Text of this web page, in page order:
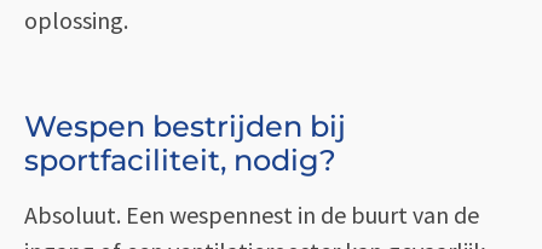
oplossing.
Wespen bestrijden bij
sportfaciliteit, nodig?
Absoluut. Een wespennest in de buurt van de